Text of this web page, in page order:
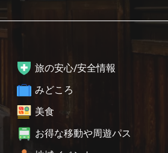
旅の安心/安全情報
みどころ
美食
お得な移動や周遊パス